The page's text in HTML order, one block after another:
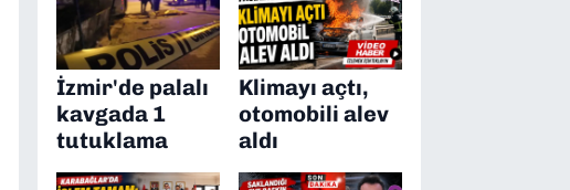
İzmir'de palalı
kavgada 1
tutuklama
Klimayı açtı,
otomobili alev
aldı